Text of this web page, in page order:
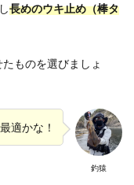
長めのウキ止め（棒タ
ものを選びましょ
釣猿
適かな！